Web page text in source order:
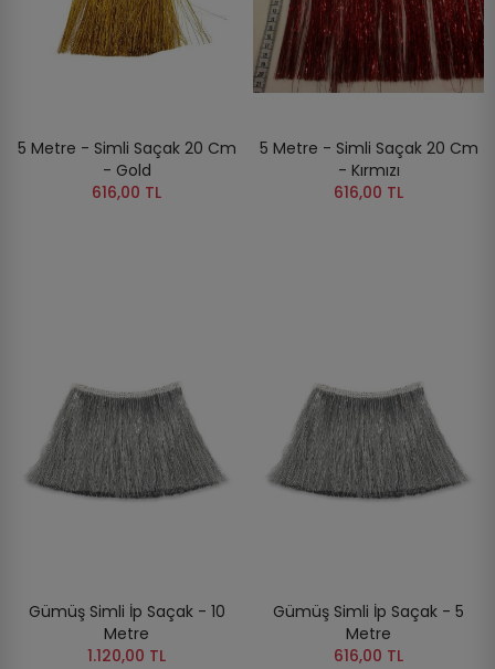
5 Metre - Simli Saçak 20 Cm
- Gold
616,00 TL
5 Metre - Simli Saçak 20 Cm
- Kırmızı
616,00 TL
Gümüş Simli İp Saçak - 10
Metre
1.120,00 TL
Gümüş Simli İp Saçak - 5
Metre
616,00 TL